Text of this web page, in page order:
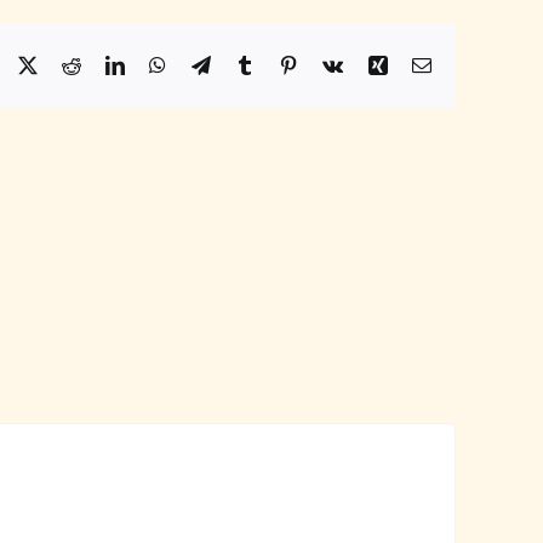
Facebook
X RedditLinkedInWhatsApp
TelegramTumblr Pinterest
Vk Xing Email